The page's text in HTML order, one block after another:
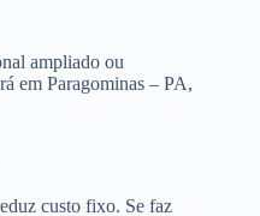
ampliado ou
em Paragominas – PA,
custo fixo. Se faz